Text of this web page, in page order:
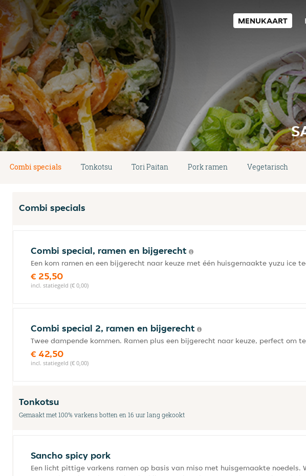
MENUKAART
Combi specials Tonkotsu Tori Paitan Pork ramen Vegetarisch
Combi specials
Combi special, ramen en bijgerecht
Een kom ramen en een bijgerecht naar keuze met één huisgemaakte yuzu ice
€ 25,50
incl. statiegeld (€ 0,00)
Combi special 2, ramen en bijgerecht
Twee dampende kommen. Ramen plus een bijgerecht naar keuze, perfect om
€ 42,50
incl. statiegeld (€ 0,00)
Tonkotsu
Gemaakt met 100% varkens botten en 16 uur lang gekookt
Sancho spicy pork
Een licht pittige varkens ramen op basis van miso met huisgemaakte noedels.